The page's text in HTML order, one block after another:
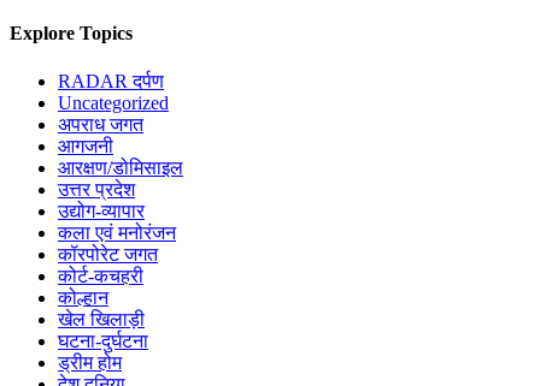
Explore Topics
RADAR दर्पण
Uncategorized
अपराध जगत
आगजनी
आरक्षण/डोमिसाइल
उत्तर प्रदेश
उद्योग-व्यापार
कला एवं मनोरंजन
कॉरपोरेट जगत
कोर्ट-कचहरी
कोल्हान
खेल खिलाड़ी
घटना-दुर्घटना
ड्रीम होम